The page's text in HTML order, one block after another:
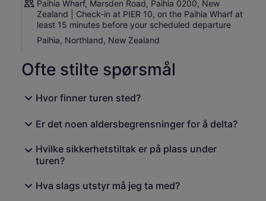
Paihia Wharf, Marsden Road, Paihia 0200, New
Zealand | Check-in at PIER 10, on the Paihia Wharf at
least 15 minutes before your scheduled departure
Paihia, Northland, New Zealand
Ofte stilte spørsmål
Hvor finner turen sted?
Er det noen aldersbegrensninger for å delta?
Hvilke sikkerhetstiltak er på plass under
turen?
Hva slags utstyr må jeg ta med?